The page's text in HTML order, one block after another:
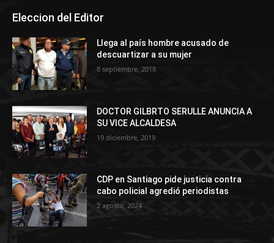
Eleccion del Editor
Llega al país hombre acusado de
descuartizar a su mujer
8 septiembre, 2018
DOCTOR GILBRTO SERULLE ANUNCIA A
SU VICE ALCALDESA
19 diciembre, 2019
CDP en Santiago pide justicia contra
cabo policial agredió periodistas
2 agosto, 2024